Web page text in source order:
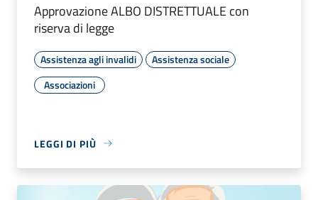
Approvazione ALBO DISTRETTUALE con
riserva di legge
Assistenza agli invalidi
Assistenza sociale
Associazioni
LEGGI DI PIÙ